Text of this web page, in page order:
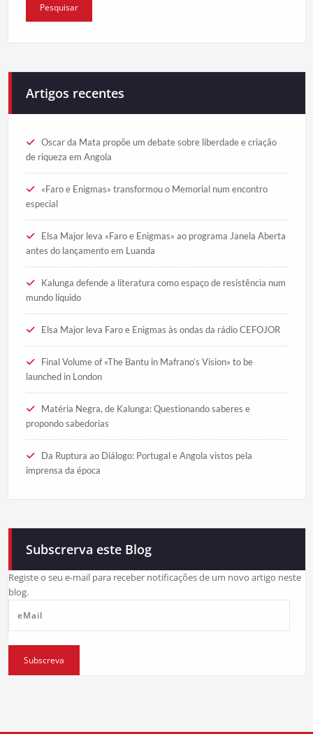
Artigos recentes
Oscar da Mata propõe um debate sobre liberdade e criação
de riqueza em Angola
«Faro e Enigmas» transformou o Memorial num encontro
especial
Elsa Major leva «Faro e Enigmas» ao programa Janela Aberta
antes do lançamento em Luanda
Kalunga defende a literatura como espaço de resistência num
mundo líquido
Elsa Major leva Faro e Enigmas às ondas da rádio CEFOJOR
Final Volume of «The Bantu in Mafrano’s Vision» to be
launched in London
Matéria Negra, de Kalunga: Questionando saberes e
propondo sabedorias
Da Ruptura ao Diálogo: Portugal e Angola vistos pela
imprensa da época
Subscrerva este Blog
Registe o seu e-mail para receber notificações de um novo artigo neste
blog.
Subscreva